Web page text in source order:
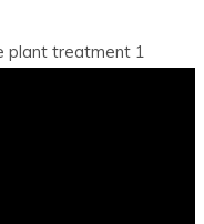
plant treatment 1